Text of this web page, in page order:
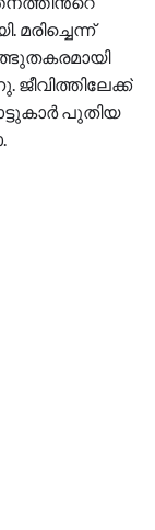
ജീവിത്തിലേക്ക്
പുതിയ